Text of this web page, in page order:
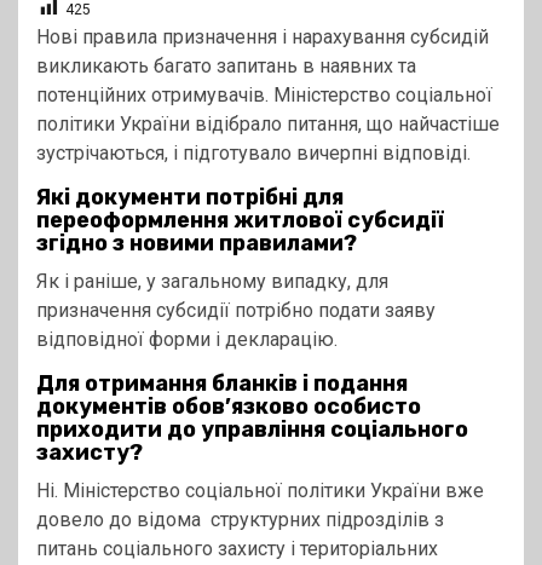
425
Нові правила призначення і нарахування субсидій
викликають багато запитань в наявних та
потенційних отримувачів. Міністерство соціальної
політики України відібрало питання, що найчастіше
зустрічаються, і підготувало вичерпні відповіді.
Які документи потрібні для
переоформлення житлової субсидії
згідно з новими правилами?
Як і раніше, у загальному випадку, для
призначення субсидії потрібно подати заяву
відповідної форми і декларацію.
Для отримання бланків і подання
документів обов’язково особисто
приходити до управління соціального
захисту?
Ні. Міністерство соціальної політики України вже
довело до відома структурних підрозділів з
питань соціального захисту і територіальних